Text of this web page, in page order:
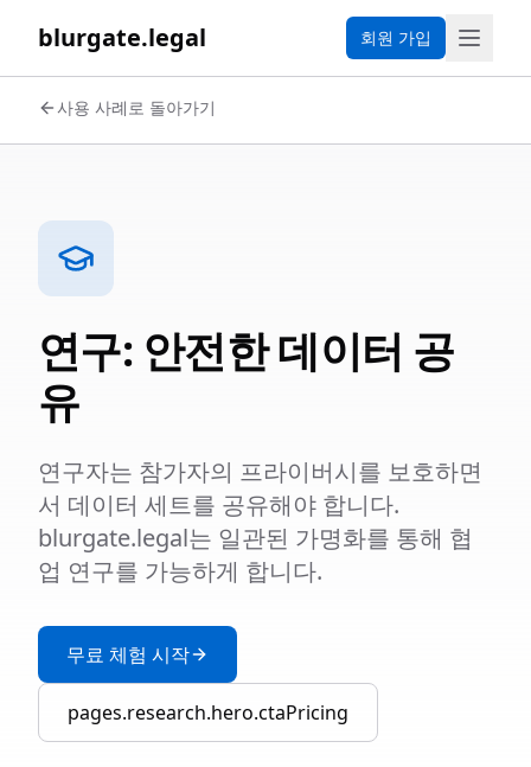
blurgate.legal 회원 가입
사용 사례로 돌아가기
연구: 안전한 데이터 공
유
연구자는 참가자의 프라이버시를 보호하면
서 데이터 세트를 공유해야 합니다.
blurgate.legal는 일관된 가명화를 통해 협
업 연구를 가능하게 합니다.
무료 체험 시작
pages.research.hero.ctaPricing